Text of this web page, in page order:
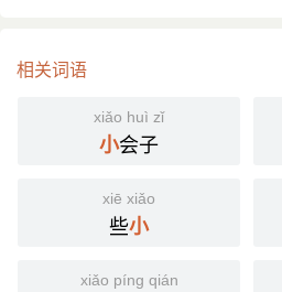
相关词语
xiǎo huì zǐ
小会子
xiē xiǎo
些小
xiǎo píng qián